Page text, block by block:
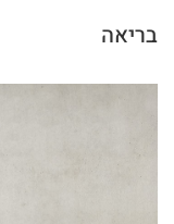
בריאה